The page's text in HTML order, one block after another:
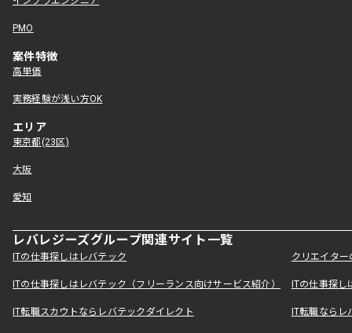
PMO
案件特徴
高単価
実務経験が浅い方OK
エリア
東京都(23区)
大阪
愛知
レバレジーズグループ関連サイト一覧
ITの仕事探しはレバテック クリエイタ
ITの仕事探しはレバテック（フリーランス向けサービス紹介） ITの仕事探
IT転職スカウトならレバテックダイレクト IT転職なら